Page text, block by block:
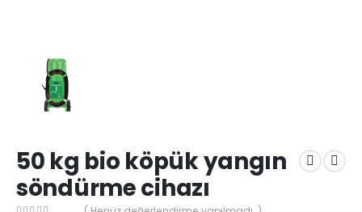
50 kg bio köpük yangın
söndürme cihazı